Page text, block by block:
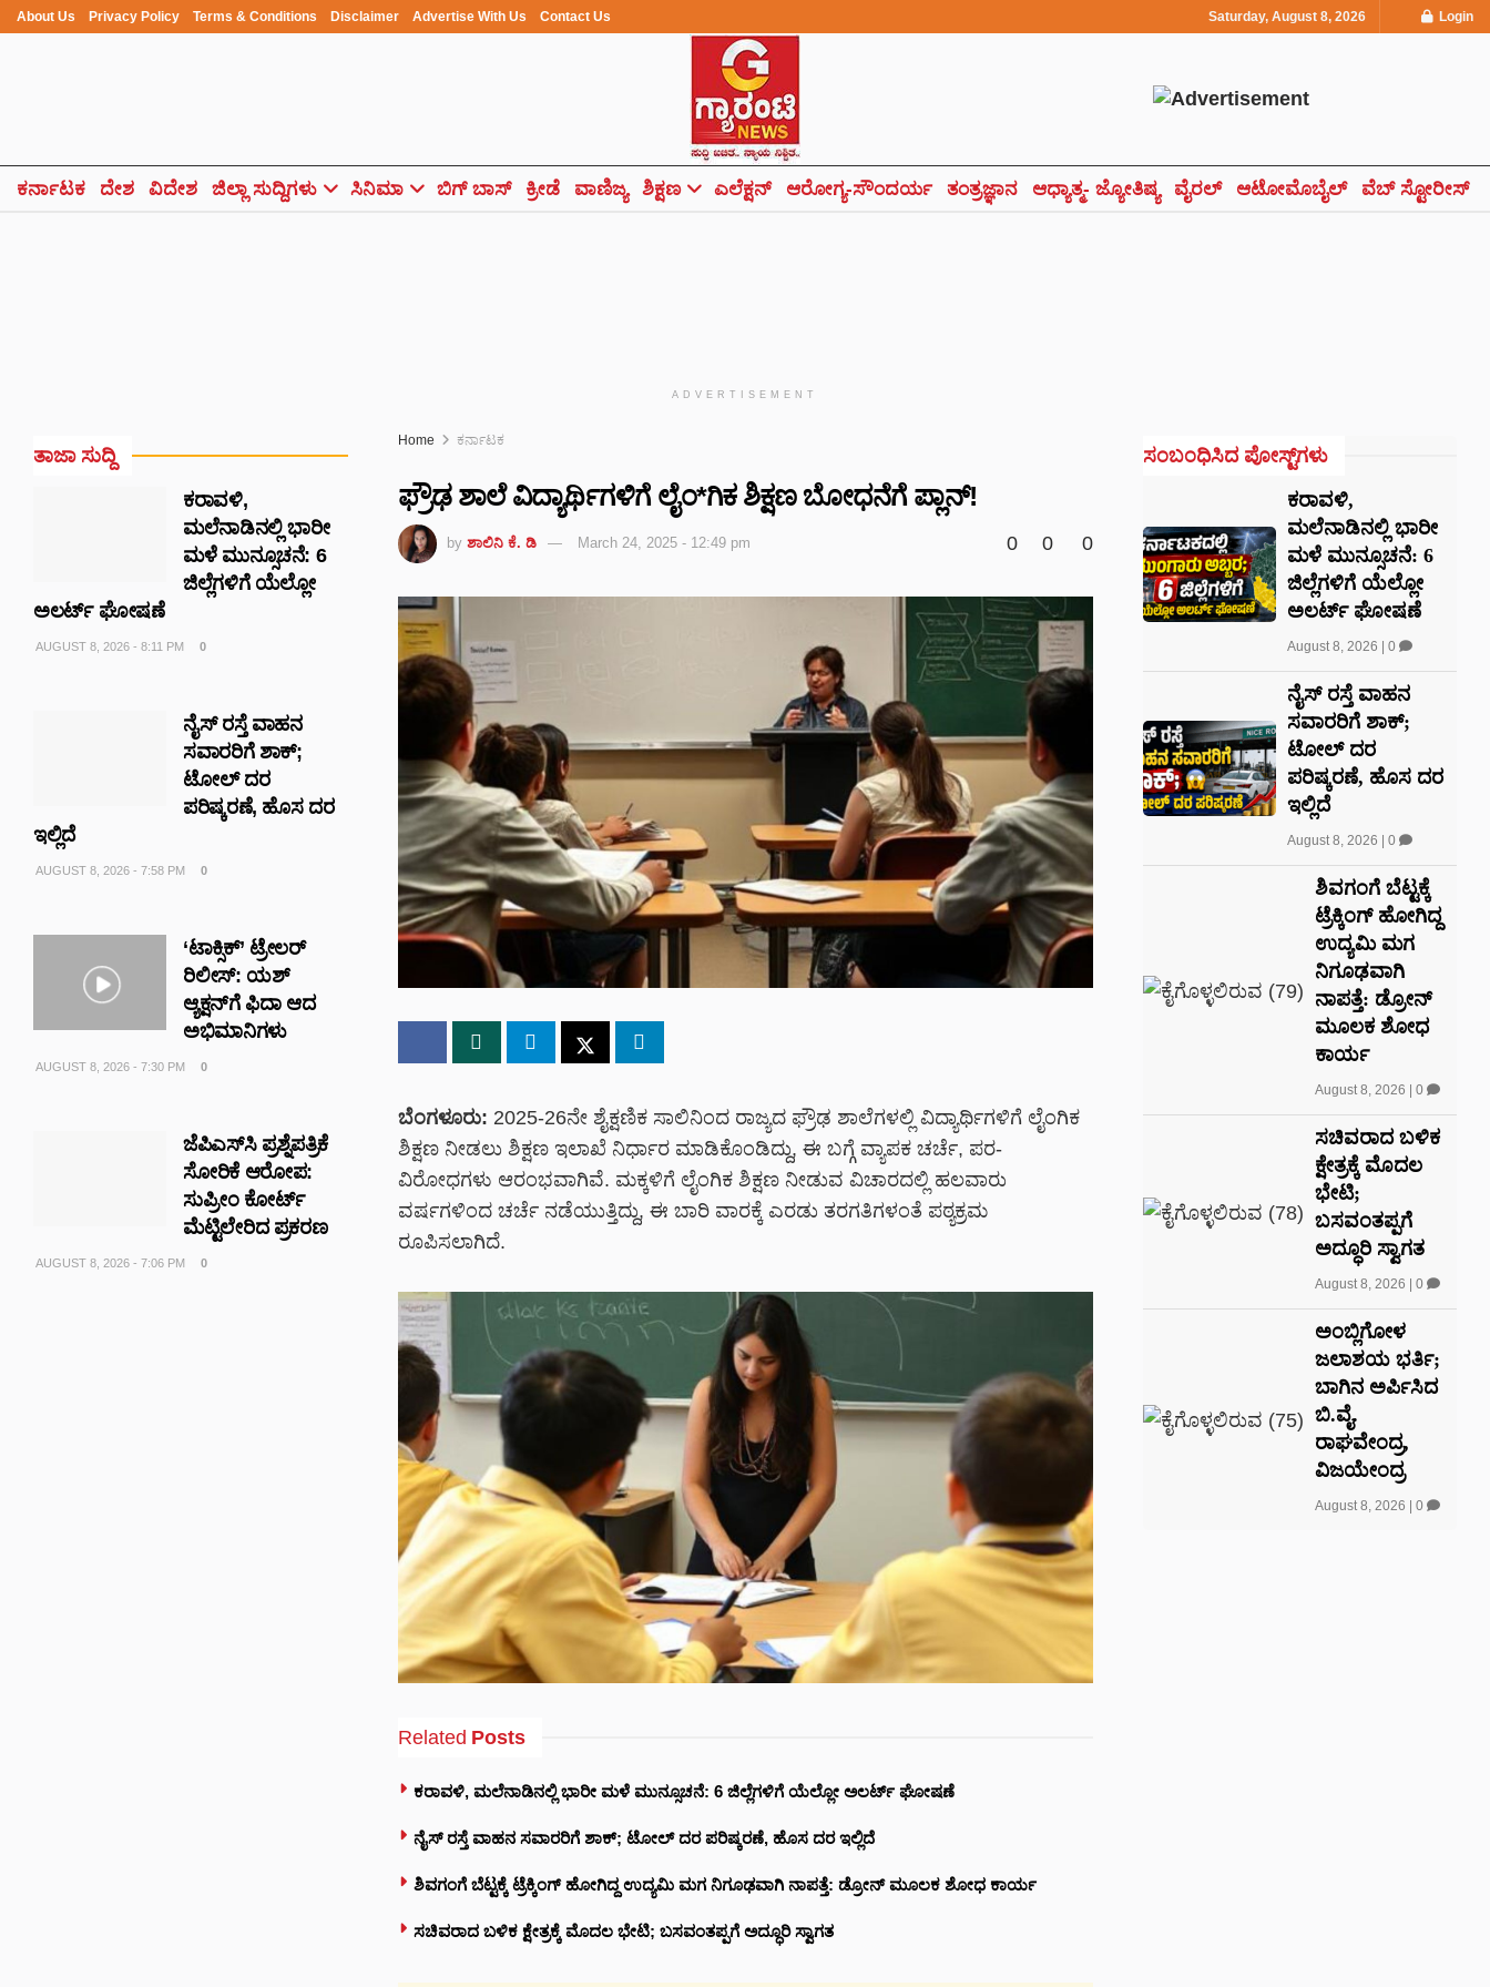
About Us Privacy Policy Terms & Conditions Disclaimer Advertise With Us Contact Us Saturday, August 8, 2026 Login
ಕರ್ನಾಟಕ ದೇಶ ವಿದೇಶ ಜಿಲ್ಲಾ ಸುದ್ದಿಗಳು ಸಿನಿಮಾ ಬಿಗ್ ಬಾಸ್ ಕ್ರೀಡೆ ವಾಣಿಜ್ಯ ಶಿಕ್ಷಣ ಎಲೆಕ್ಷನ್ ಆರೋಗ್ಯ-ಸೌಂದರ್ಯ ತಂತ್ರಜ್ಞಾನ ಆಧ್ಯಾತ್ಮ- ಜ್ಯೋತಿಷ್ಯ ವೈರಲ್ ಆಟೋಮೊಬೈಲ್ ವೆಬ್ ಸ್ಟೋರೀಸ್
ADVERTISEMENT
Home ಕರ್ನಾಟಕ
ಫ್ರೌಢ ಶಾಲೆ ವಿದ್ಯಾರ್ಥಿಗಳಿಗೆ ಲೈಂ*ಗಿಕ ಶಿಕ್ಷಣ ಬೋಧನೆಗೆ ಪ್ಲಾನ್​!
by ಶಾಲಿನಿ ಕೆ. ಡಿ March 24, 2025 - 12:49 pm 0 0 0
ಬೆಂಗಳೂರು: 2025-26ನೇ ಶೈಕ್ಷಣಿಕ ಸಾಲಿನಿಂದ ರಾಜ್ಯದ ಫ್ರೌಢ ಶಾಲೆಗಳಲ್ಲಿ ವಿದ್ಯಾರ್ಥಿಗಳಿಗೆ ಲೈಂಗಿಕ
ಶಿಕ್ಷಣ ನೀಡಲು ಶಿಕ್ಷಣ ಇಲಾಖೆ ನಿರ್ಧಾರ ಮಾಡಿಕೊಂಡಿದ್ದು, ಈ ಬಗ್ಗೆ ವ್ಯಾಪಕ ಚರ್ಚೆ, ಪರ-
ವಿರೋಧಗಳು ಆರಂಭವಾಗಿವೆ. ಮಕ್ಕಳಿಗೆ ಲೈಂಗಿಕ ಶಿಕ್ಷಣ ನೀಡುವ ವಿಚಾರದಲ್ಲಿ ಹಲವಾರು
ವರ್ಷಗಳಿಂದ ಚರ್ಚೆ ನಡೆಯುತ್ತಿದ್ದು, ಈ ಬಾರಿ ವಾರಕ್ಕೆ ಎರಡು ತರಗತಿಗಳಂತೆ ಪಠ್ಯಕ್ರಮ
ರೂಪಿಸಲಾಗಿದೆ.
Related Posts
ಕರಾವಳಿ, ಮಲೆನಾಡಿನಲ್ಲಿ ಭಾರೀ ಮಳೆ ಮುನ್ಸೂಚನೆ: 6 ಜಿಲ್ಲೆಗಳಿಗೆ ಯೆಲ್ಲೋ ಅಲರ್ಟ್ ಘೋಷಣೆ
ನೈಸ್‌ ರಸ್ತೆ ವಾಹನ ಸವಾರರಿಗೆ ಶಾಕ್‌; ಟೋಲ್‌ ದರ ಪರಿಷ್ಕರಣೆ, ಹೊಸ ದರ ಇಲ್ಲಿದೆ
ಶಿವಗಂಗೆ ಬೆಟ್ಟಕ್ಕೆ ಟ್ರೆಕ್ಕಿಂಗ್ ಹೋಗಿದ್ದ ಉದ್ಯಮಿ ಮಗ ನಿಗೂಢವಾಗಿ ನಾಪತ್ತೆ: ಡ್ರೋನ್ ಮೂಲಕ ಶೋಧ ಕಾರ್ಯ
ಸಚಿವರಾದ ಬಳಿಕ ಕ್ಷೇತ್ರಕ್ಕೆ ಮೊದಲ ಭೇಟಿ; ಬಸವಂತಪ್ಪಗೆ ಅದ್ಧೂರಿ ಸ್ವಾಗತ
ತಾಜಾ ಸುದ್ದಿ
ಕರಾವಳಿ,
ಮಲೆನಾಡಿನಲ್ಲಿ ಭಾರೀ
ಮಳೆ ಮುನ್ಸೂಚನೆ: 6
ಜಿಲ್ಲೆಗಳಿಗೆ ಯೆಲ್ಲೋ
ಅಲರ್ಟ್ ಘೋಷಣೆ
AUGUST 8, 2026 - 8:11 PM 0
ನೈಸ್‌ ರಸ್ತೆ ವಾಹನ
ಸವಾರರಿಗೆ ಶಾಕ್‌;
ಟೋಲ್‌ ದರ
ಪರಿಷ್ಕರಣೆ, ಹೊಸ ದರ
ಇಲ್ಲಿದೆ
AUGUST 8, 2026 - 7:58 PM 0
‘ಟಾಕ್ಸಿಕ್’ ಟ್ರೇಲರ್
ರಿಲೀಸ್: ಯಶ್‌
ಆ್ಯಕ್ಷನ್‌ಗೆ ಫಿದಾ ಆದ
ಅಭಿಮಾನಿಗಳು
AUGUST 8, 2026 - 7:30 PM 0
ಜೆಪಿಎಸ್‌ಸಿ ಪ್ರಶ್ನೆಪತ್ರಿಕೆ
ಸೋರಿಕೆ ಆರೋಪ:
ಸುಪ್ರೀಂ ಕೋರ್ಟ್
ಮೆಟ್ಟಿಲೇರಿದ ಪ್ರಕರಣ
AUGUST 8, 2026 - 7:06 PM 0
ಸಂಬಂಧಿಸಿದ ಪೋಸ್ಟ್‌ಗಳು
ಕರಾವಳಿ,
ಮಲೆನಾಡಿನಲ್ಲಿ ಭಾರೀ
ಮಳೆ ಮುನ್ಸೂಚನೆ: 6
ಜಿಲ್ಲೆಗಳಿಗೆ ಯೆಲ್ಲೋ
ಅಲರ್ಟ್ ಘೋಷಣೆ
August 8, 2026 0
ನೈಸ್‌ ರಸ್ತೆ ವಾಹನ
ಸವಾರರಿಗೆ ಶಾಕ್‌;
ಟೋಲ್‌ ದರ
ಪರಿಷ್ಕರಣೆ, ಹೊಸ ದರ
ಇಲ್ಲಿದೆ
August 8, 2026 0
ಶಿವಗಂಗೆ ಬೆಟ್ಟಕ್ಕೆ
ಟ್ರೆಕ್ಕಿಂಗ್ ಹೋಗಿದ್ದ
ಉದ್ಯಮಿ ಮಗ
ನಿಗೂಢವಾಗಿ
ನಾಪತ್ತೆ: ಡ್ರೋನ್
ಮೂಲಕ ಶೋಧ
ಕಾರ್ಯ
August 8, 2026 0
ಸಚಿವರಾದ ಬಳಿಕ
ಕ್ಷೇತ್ರಕ್ಕೆ ಮೊದಲ
ಭೇಟಿ;
ಬಸವಂತಪ್ಪಗೆ
ಅದ್ಧೂರಿ ಸ್ವಾಗತ
August 8, 2026 0
ಅಂಬ್ಲಿಗೋಳ
ಜಲಾಶಯ ಭರ್ತಿ;
ಬಾಗಿನ ಅರ್ಪಿಸಿದ
ಬಿ.ವೈ.
ರಾಘವೇಂದ್ರ,
ವಿಜಯೇಂದ್ರ
August 8, 2026 0